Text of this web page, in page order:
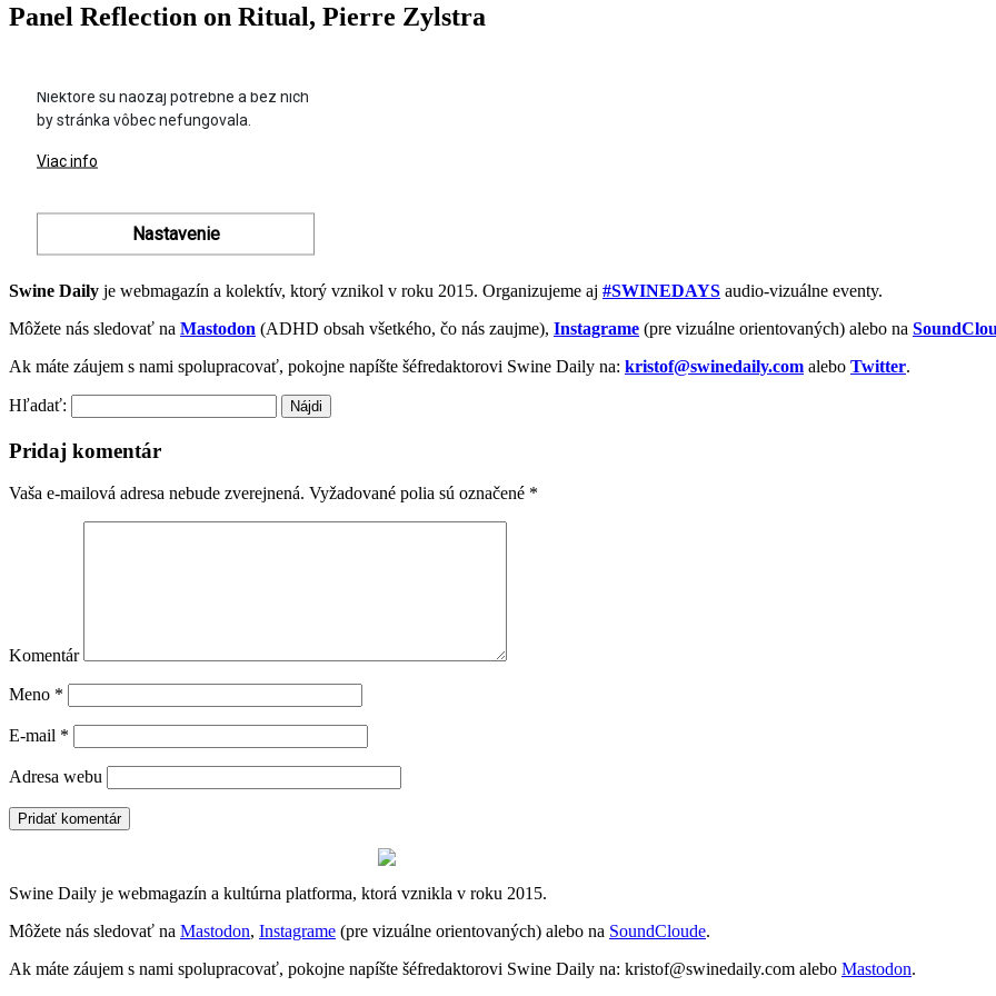
Panel Reflection on Ritual, Pierre Zylstra
Swine Daily je webmagazín a kolektív, ktorý vznikol v roku 2015. Organizujeme aj #SWINEDAYS audio-vizuálne eventy.
Môžete nás sledovať na Mastodon (ADHD obsah všetkého, čo nás zaujme), Instagrame (pre vizuálne orientovaných) alebo na
Ak máte záujem s nami spolupracovať, pokojne napíšte šéfredaktorovi Swine Daily na: kristof@swinedaily.com alebo Twitter.
Hľadať:
Pridaj komentár
Vaša e-mailová adresa nebude zverejnená. Vyžadované polia sú označené *
Komentár
Meno *
E-mail *
Adresa webu
Swine Daily je webmagazín a kultúrna platforma, ktorá vznikla v roku 2015.
Môžete nás sledovať na Mastodon, Instagrame (pre vizuálne orientovaných) alebo na SoundCloude.
Ak máte záujem s nami spolupracovať, pokojne napíšte šéfredaktorovi Swine Daily na: kristof@swinedaily.com alebo Mastodon.